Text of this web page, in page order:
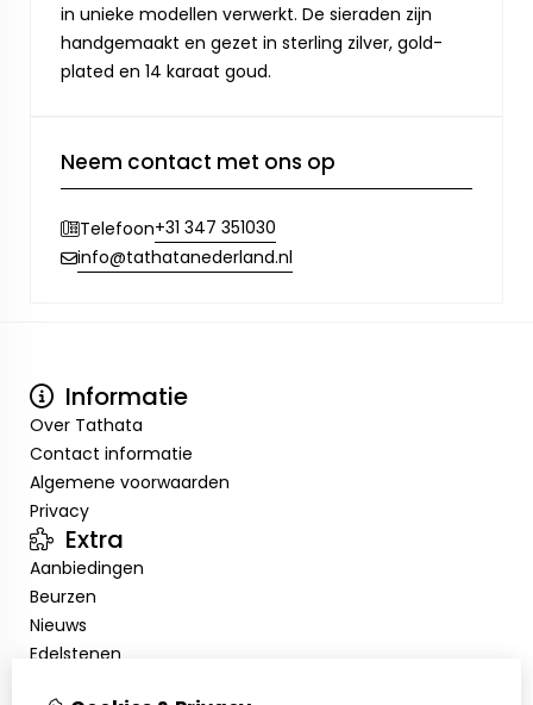
in unieke modellen verwerkt. De sieraden zijn
handgemaakt en gezet in sterling zilver, gold-
plated en 14 karaat goud.
Neem contact met ons op
Telefoon+31 347 351030
info@tathatanederland.nl
Informatie
Over Tathata
Contact informatie
Algemene voorwaarden
Privacy
Extra
Aanbiedingen
Beurzen
Nieuws
Edelstenen